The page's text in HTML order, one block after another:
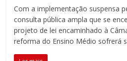
Com a implementação suspensa
consulta pública ampla que se
projeto de lei encaminhado à
reforma do Ensino Médio sofrerá